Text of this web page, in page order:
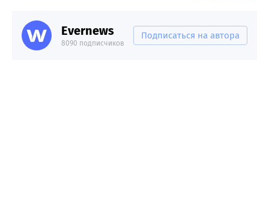
Evernews
8090 подписчиков
Подписаться на автора